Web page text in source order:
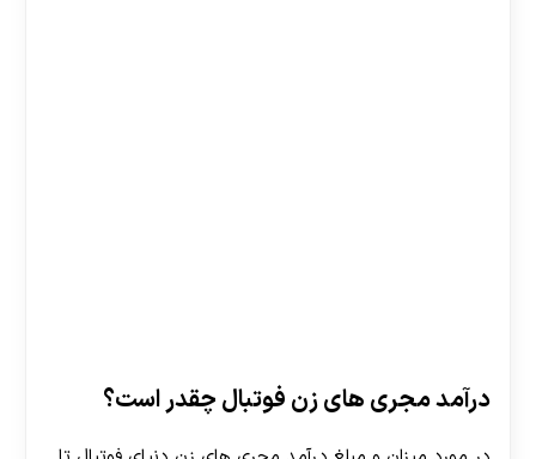
30 تا 50 درصد شارژ هدیه بیشتر فقط با ثبت نام در
درآمد مجری های زن فوتبال چقدر است؟